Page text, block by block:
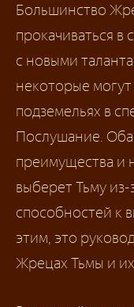
Большинство
прокачиваться
с новыми
некоторые могут
подземельях в
Послушание.
преимущества и
выберет Тьму
способностей к
этим, это
Жрецах Тьмы и